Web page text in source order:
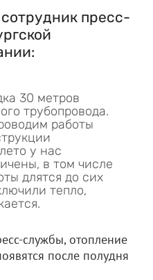
пресс-
30 метров
трубопровода.
работы
у нас
в том числе
длятся до сих
тепло,
службы, отопление
после полудня